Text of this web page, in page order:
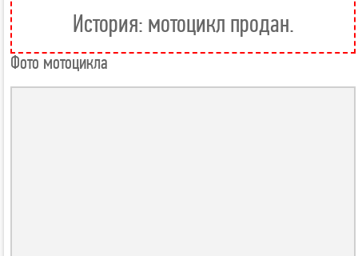
История: мотоцикл продан.
Фото мотоцикла